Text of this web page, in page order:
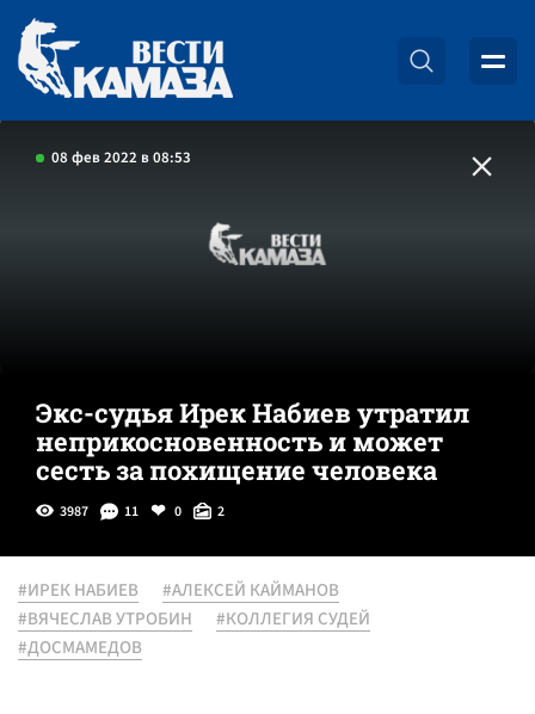
08 фев 2022 в 08:53
Экс-судья Ирек Набиев утратил
неприкосновенность и может
сесть за похищение человека
3987 11 0 2
#ИРЕК НАБИЕВ
#АЛЕКСЕЙ КАЙМАНОВ
#ВЯЧЕСЛАВ УТРОБИН
#КОЛЛЕГИЯ СУДЕЙ
#ДОСМАМЕДОВ